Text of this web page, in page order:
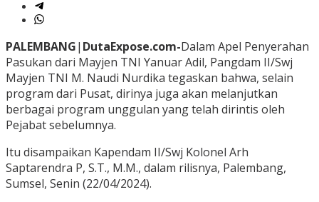
PALEMBANG| DutaExpose.com-Dalam Apel Penyerahan
Pasukan dari Mayjen TNI Yanuar Adil, Pangdam II/Swj
Mayjen TNI M. Naudi Nurdika tegaskan bahwa, selain
program dari Pusat, dirinya juga akan melanjutkan
berbagai program unggulan yang telah dirintis oleh
Pejabat sebelumnya.
Itu disampaikan Kapendam II/Swj Kolonel Arh
Saptarendra P, S.T., M.M., dalam rilisnya, Palembang,
Sumsel, Senin (22/04/2024).